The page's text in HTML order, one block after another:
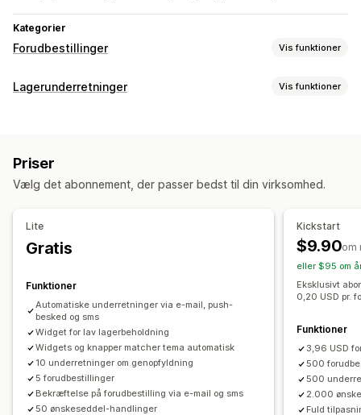
Kategorier
Forudbestillinger Vis funktioner
Ordretype
Knapper
SMS-notifikationer
Flere sprog
Ordregrænser
Betalingsmuligheder
Delvise betalinger
Betalingsplaner
Lagerunderretninger Vis funktioner
Batchsend
Forudbestillinger Flere sprog Webpush Mail SMS
Skabeloner til notifikationer
Ventelister
Lagertæller
Analyser og rapportering
Kundeefterspørgsel
Lagerrapporter Effektivitetsrapporter
Salgsprognose Lagersporing
Priser
Vælg det abonnement, der passer bedst til din virksomhed.
Lite
Gratis
Funktioner
Automatiske underretninger via e-mail, push-
besked og sms
Widget for lav lagerbeholdning
Widgets og knapper matcher tema automatisk
10 underretninger om genopfyldning
5 forudbestillinger
Bekræftelse på forudbestilling via e-mail og sms
50 ønskeseddel-handlinger
Kickstart
$9.90om
eller $95 om
Eksklusivt
0,20 USD pr.
Funktioner
3,96 USD
500
500
2.000
Fuld